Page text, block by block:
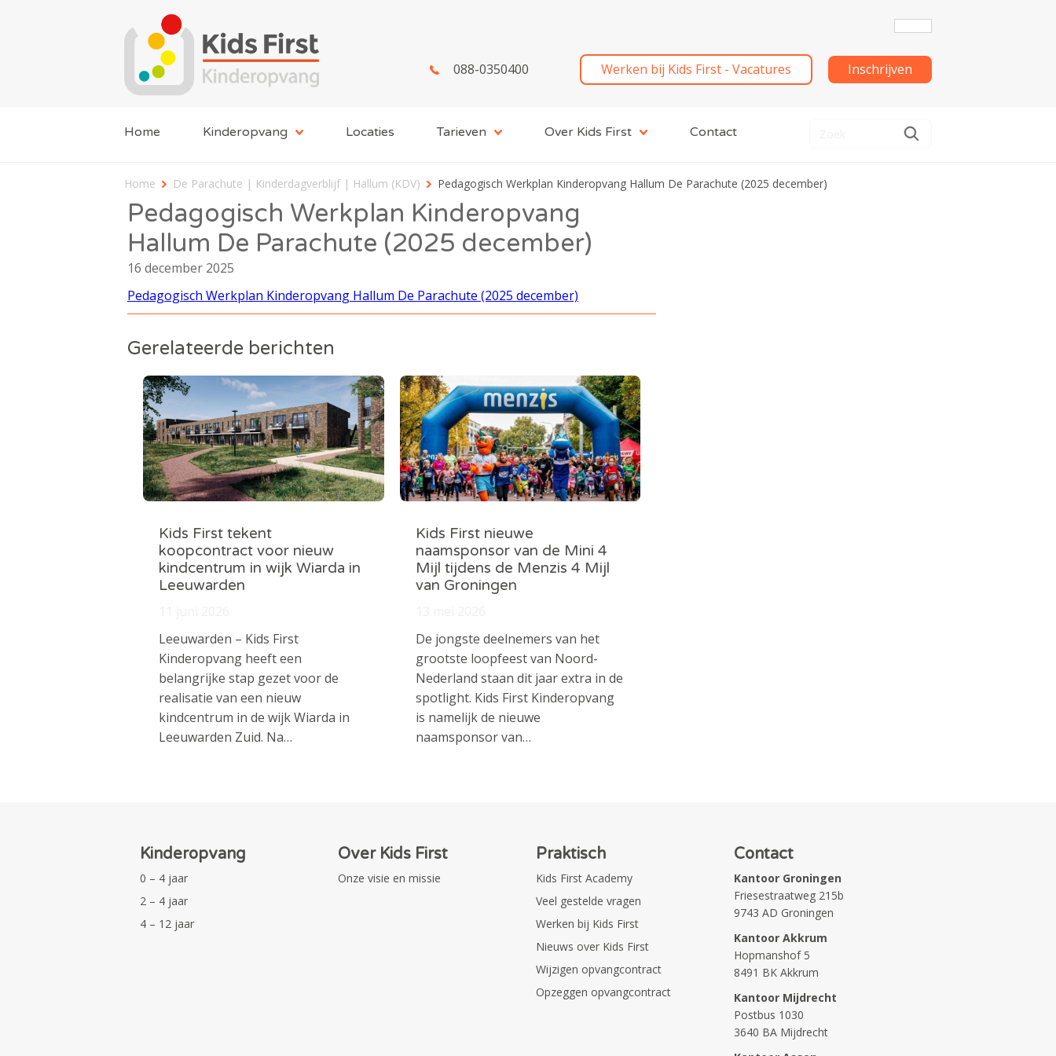
088-0350400 Werken bij Kids First - Vacatures Inschrijven
Home Kinderopvang Locaties Tarieven Over Kids First Contact
Home De Parachute | Kinderdagverblijf | Hallum (KDV) Pedagogisch Werkplan Kinderopvang Hallum De Parachute (2025 december)
Pedagogisch Werkplan Kinderopvang
Hallum De Parachute (2025 december)
16 december 2025
Pedagogisch Werkplan Kinderopvang Hallum De Parachute (2025 december)
Gerelateerde berichten
Kids First tekent
koopcontract voor nieuw
kindcentrum in wijk Wiarda in
Leeuwarden
Leeuwarden – Kids First
Kinderopvang heeft een
belangrijke stap gezet voor de
realisatie van een nieuw
kindcentrum in de wijk Wiarda in
Leeuwarden Zuid. Na…
Kids First nieuwe
naamsponsor van de Mini 4
Mijl tijdens de Menzis 4 Mijl
van Groningen
De jongste deelnemers van het
grootste loopfeest van Noord-
Nederland staan dit jaar extra in de
spotlight. Kids First Kinderopvang
is namelijk de nieuwe
naamsponsor van…
Kinderopvang
0 – 4 jaar
2 – 4 jaar
4 – 12 jaar
Over Kids First
Onze visie en missie
Praktisch
Kids First Academy
Veel gestelde vragen
Werken bij Kids First
Nieuws over Kids First
Wijzigen opvangcontract
Opzeggen opvangcontract
Contact
Kantoor Groningen
Friesestraatweg 215b
9743 AD Groningen
Kantoor Akkrum
Hopmanshof 5
8491 BK Akkrum
Kantoor Mijdrecht
Postbus 1030
3640 BA Mijdrecht